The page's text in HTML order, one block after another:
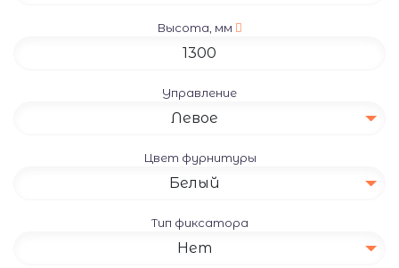
Высота, мм
Управление
Левое
Цвет фурнитуры
Белый
Тип фиксатора
Нет